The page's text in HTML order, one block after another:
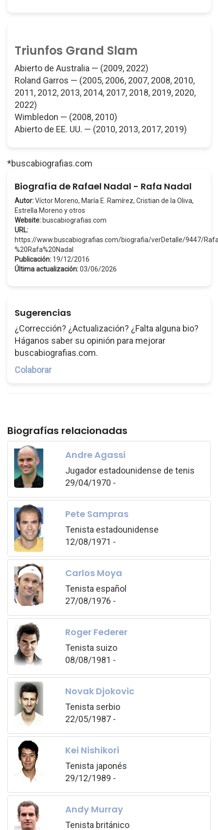
Triunfos Grand Slam
Abierto de Australia — (2009, 2022)
Roland Garros — (2005, 2006, 2007, 2008, 2010,
2011, 2012, 2013, 2014, 2017, 2018, 2019, 2020,
2022)
Wimbledon — (2008, 2010)
Abierto de EE. UU. — (2010, 2013, 2017, 2019)
*buscabiografias.com
Biografía de Rafael Nadal - Rafa Nadal
Autor:Víctor Moreno, María E. Ramírez, Cristian de la Oliva,
Estrella Moreno y otros
Website: buscabiografias.com
URL:
https://www.buscabiografias.com/biografia/verDetalle/9447/
%20Rafa%20Nadal
Publicación: 19/12/2016
Última actualización:03/06/2026
Sugerencias
¿Corrección? ¿Actualización? ¿Falta alguna bio?
Háganos saber su opinión para mejorar
buscabiografias.com.
Colaborar
Biografías relacionadas
Andre Agassi
Jugador estadounidense de tenis
29/04/1970 -
Pete Sampras
Tenista estadounidense
12/08/1971 -
Carlos Moya
Tenista español
27/08/1976 -
Roger Federer
Tenista suizo
08/08/1981 -
Novak Djokovic
Tenista serbio
22/05/1987 -
Kei Nishikori
Tenista japonés
29/12/1989 -
Andy Murray
Tenista británico